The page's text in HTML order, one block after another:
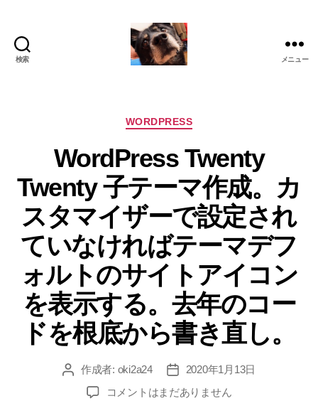
検索 メニュー
カ
ゴ
リ
ー
WORDPRESS
WordPress Twenty
Twenty 子テーマ作成。カ
スタマイザーで設定され
ていなければテーマデフ
ォルトのサイトアイコン
を表示する。去年のコー
ドを根底から書き直し。
投 作成者: oki2a24
投
稿
日
2020年1月13日
WordPress
コメントはまだありません